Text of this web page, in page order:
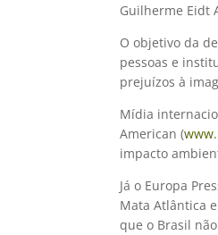
Guilherme Eidt
O objetivo da
pessoas e
prejuízos à
Mídia
American (
impacto
Já o Europa
Mata Atlântica
que o Brasil